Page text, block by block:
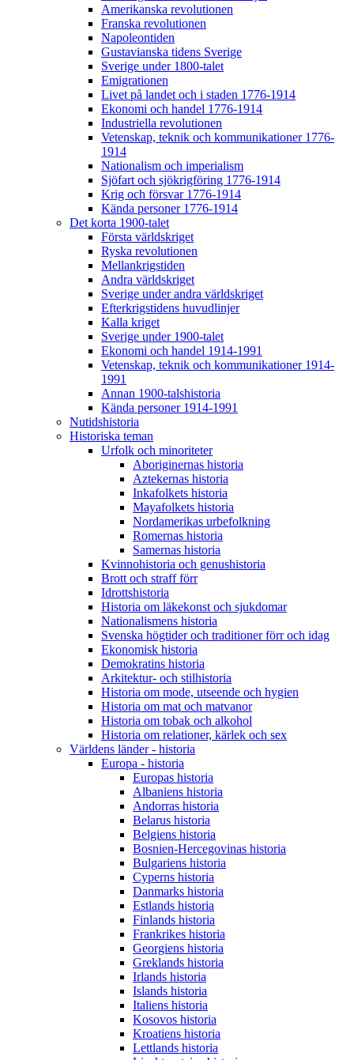
Amerikanska revolutionen
Franska revolutionen
Napoleontiden
Gustavianska tidens Sverige
Sverige under 1800-talet
Emigrationen
Livet på landet och i staden 1776-1914
Ekonomi och handel 1776-1914
Industriella revolutionen
Vetenskap, teknik och kommunikationer 1776-
1914
Nationalism och imperialism
Sjöfart och sjökrigföring 1776-1914
Krig och försvar 1776-1914
Kända personer 1776-1914
Det korta 1900-talet
Första världskriget
Ryska revolutionen
Mellankrigstiden
Andra världskriget
Sverige under andra världskriget
Efterkrigstidens huvudlinjer
Kalla kriget
Sverige under 1900-talet
Ekonomi och handel 1914-1991
Vetenskap, teknik och kommunikationer 1914-
1991
Annan 1900-talshistoria
Kända personer 1914-1991
Nutidshistoria
Historiska teman
Urfolk och minoriteter
Aboriginernas historia
Aztekernas historia
Inkafolkets historia
Mayafolkets historia
Nordamerikas urbefolkning
Romernas historia
Samernas historia
Kvinnohistoria och genushistoria
Brott och straff förr
Idrottshistoria
Historia om läkekonst och sjukdomar
Nationalismens historia
Svenska högtider och traditioner förr och idag
Ekonomisk historia
Demokratins historia
Arkitektur- och stilhistoria
Historia om mode, utseende och hygien
Historia om mat och matvanor
Historia om tobak och alkohol
Historia om relationer, kärlek och sex
Världens länder - historia
Europa - historia
Europas historia
Albaniens historia
Andorras historia
Belarus historia
Belgiens historia
Bosnien-Hercegovinas historia
Bulgariens historia
Cyperns historia
Danmarks historia
Estlands historia
Finlands historia
Frankrikes historia
Georgiens historia
Greklands historia
Irlands historia
Islands historia
Italiens historia
Kosovos historia
Kroatiens historia
Lettlands historia